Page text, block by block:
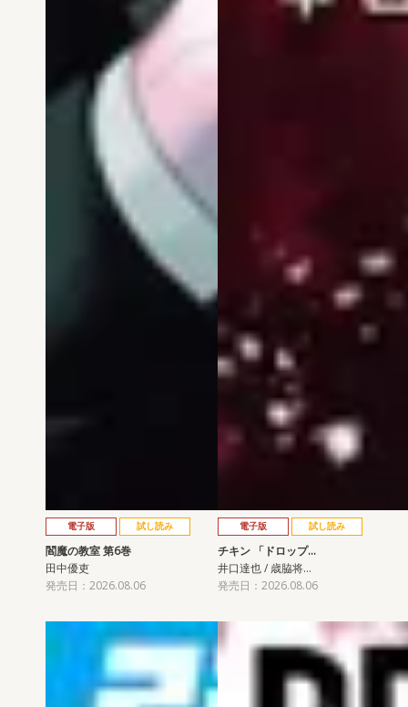
電子版 試し読み
閻魔の教室 第6巻
田中優吏
発売日：2026.08.06
電子版 試し読み
チキン 「ドロップ…
井口達也 / 歳脇将…
発売日：2026.08.06